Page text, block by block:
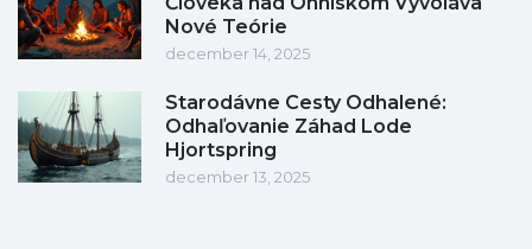
Nové Teórie
december 14, 2025
Starodávne Cesty Odhalené:
Odhaľovanie Záhad Lode
Hjortspring
december 13, 2025